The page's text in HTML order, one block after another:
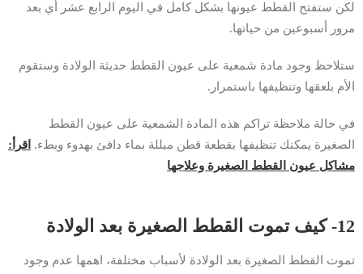
لكن ستفتح القطط عيونها بشكل كامل في اليوم الرابع عشر أي بعد
مرور أسبوعين من حياتها.
ستلاحظ وجود مادة شمعية على عيون القطط حديثة الولادة وستقوم
الأم بلعقها وتنظيفها باستمرار.
في حالة ملاحظة تراكم هذه المادة الشمعية على عيون القطط
الصغيرة يمكنك تنظيفها بقطعة قطن مبللة بماء دافئ بهدوء وبطء. اقرأ:
مشاكل عيون القطط الصغيرة وعلاجها
12- كيف تموت القطط الصغيرة بعد الولادة
تموت القطط الصغيرة بعد الولادة لأسباب مختلفة، اهمها عدم وجود